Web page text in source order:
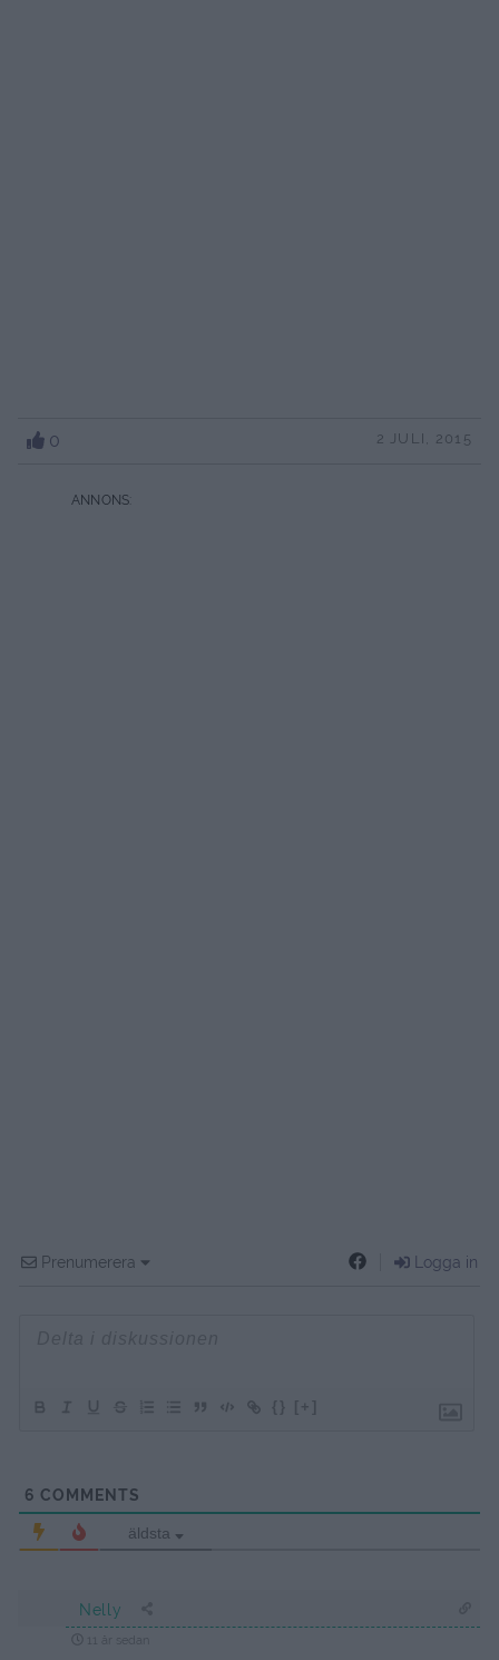
0 2 JULI, 2015
Prenumerera Logga in
{} [+]
6 COMMENTS
äldsta
Nelly
11 år sedan